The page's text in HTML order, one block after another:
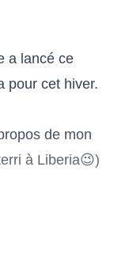
a lancé ce
pour cet hiver.
de mon
à Liberia😉)